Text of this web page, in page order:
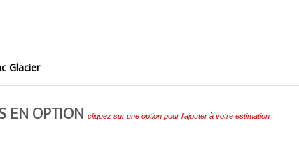
Glacier
EN OPTION cliquez sur une option pour l'ajouter à votre estimation